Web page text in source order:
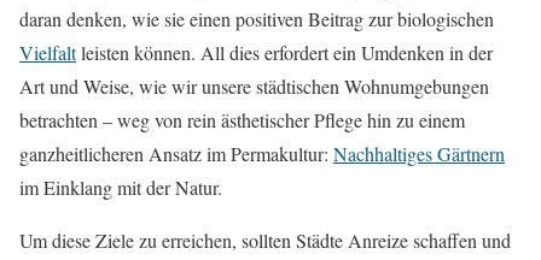
daran denken, wie sie einen positiven Beitrag zur biologischen
Vielfaltleisten können. All dies erfordert ein Umdenken in der
Art und Weise, wie wir unsere städtischen Wohnumgebungen
betrachten – weg von rein ästhetischer Pflege hin zu einem
ganzheitlicheren Ansatz im Permakultur: Nachhaltiges Gärtnern
im Einklang mit der Natur.
Um diese Ziele zu erreichen, sollten Städte Anreize schaffen und